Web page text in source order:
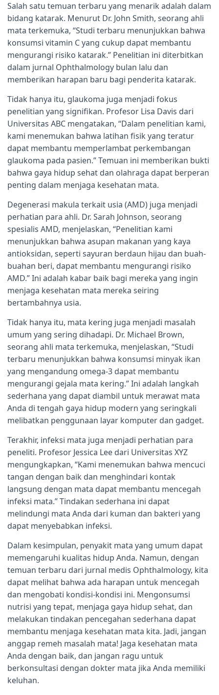
Salah satu temuan terbaru yang menarik adalah dalam
bidang katarak. Menurut Dr. John Smith, seorang ahli
mata terkemuka, “Studi terbaru menunjukkan bahwa
konsumsi vitamin C yang cukup dapat membantu
mengurangi risiko katarak.” Penelitian ini diterbitkan
dalam jurnal Ophthalmology bulan lalu dan
memberikan harapan baru bagi penderita katarak.
Tidak hanya itu, glaukoma juga menjadi fokus
penelitian yang signifikan. Profesor Lisa Davis dari
Universitas ABC mengatakan, “Dalam penelitian kami,
kami menemukan bahwa latihan fisik yang teratur
dapat membantu memperlambat perkembangan
glaukoma pada pasien.” Temuan ini memberikan bukti
bahwa gaya hidup sehat dan olahraga dapat berperan
penting dalam menjaga kesehatan mata.
Degenerasi makula terkait usia (AMD) juga menjadi
perhatian para ahli. Dr. Sarah Johnson, seorang
spesialis AMD, menjelaskan, “Penelitian kami
menunjukkan bahwa asupan makanan yang kaya
antioksidan, seperti sayuran berdaun hijau dan buah-
buahan beri, dapat membantu mengurangi risiko
AMD.” Ini adalah kabar baik bagi mereka yang ingin
menjaga kesehatan mata mereka seiring
bertambahnya usia.
Tidak hanya itu, mata kering juga menjadi masalah
umum yang sering dihadapi. Dr. Michael Brown,
seorang ahli mata terkemuka, menjelaskan, “Studi
terbaru menunjukkan bahwa konsumsi minyak ikan
yang mengandung omega-3 dapat membantu
mengurangi gejala mata kering.” Ini adalah langkah
sederhana yang dapat diambil untuk merawat mata
Anda di tengah gaya hidup modern yang seringkali
melibatkan penggunaan layar komputer dan gadget.
Terakhir, infeksi mata juga menjadi perhatian para
peneliti. Profesor Jessica Lee dari Universitas XYZ
mengungkapkan, “Kami menemukan bahwa mencuci
tangan dengan baik dan menghindari kontak
langsung dengan mata dapat membantu mencegah
infeksi mata.” Tindakan sederhana ini dapat
melindungi mata Anda dari kuman dan bakteri yang
dapat menyebabkan infeksi.
Dalam kesimpulan, penyakit mata yang umum dapat
memengaruhi kualitas hidup Anda. Namun, dengan
temuan terbaru dari jurnal medis Ophthalmology, kita
dapat melihat bahwa ada harapan untuk mencegah
dan mengobati kondisi-kondisi ini. Mengonsumsi
nutrisi yang tepat, menjaga gaya hidup sehat, dan
melakukan tindakan pencegahan sederhana dapat
membantu menjaga kesehatan mata kita. Jadi, jangan
anggap remeh masalah mata! Jaga kesehatan mata
Anda dengan baik, dan jangan ragu untuk
berkonsultasi dengan dokter mata jika Anda memiliki
keluhan.